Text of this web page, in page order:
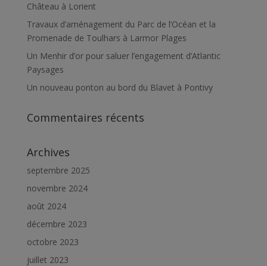
Château à Lorient
Travaux d’aménagement du Parc de l’Océan et la
Promenade de Toulhars à Larmor Plages
Un Menhir d’or pour saluer l’engagement d’Atlantic
Paysages
Un nouveau ponton au bord du Blavet à Pontivy
Commentaires récents
Archives
septembre 2025
novembre 2024
août 2024
décembre 2023
octobre 2023
juillet 2023